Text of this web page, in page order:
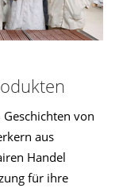
von
aus
Handel
für ihre